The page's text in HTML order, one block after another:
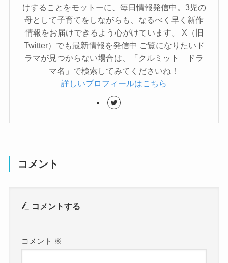
けすることをモットーに、毎日情報発信中。3児の
母として子育てをしながらも、なるべく早く新作
情報をお届けできるよう心がけています。 X（旧
Twitter）でも最新情報を発信中 ご覧になりたいド
ラマが見つからない場合は、「クルミット ドラ
マ名」で検索してみてくださいね！
詳しいプロフィールはこちら
コメント
コメントする
コメント ※